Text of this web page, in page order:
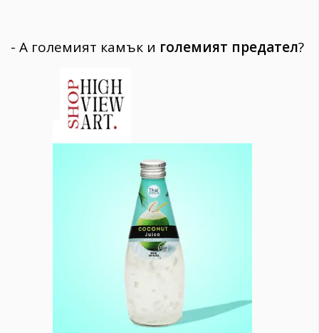
- А големият камък и големият предател?